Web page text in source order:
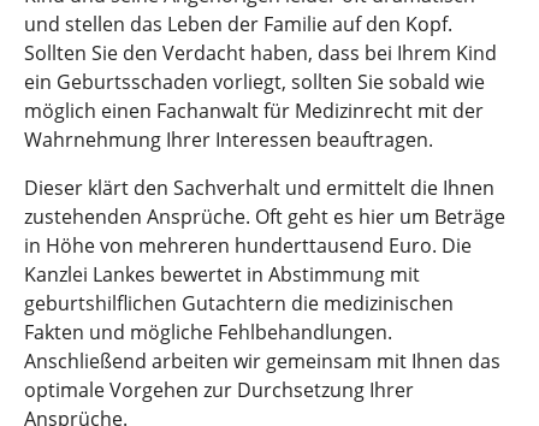
und stellen das Leben der Familie auf den Kopf.
Sollten Sie den Verdacht haben, dass bei Ihrem Kind
ein Geburtsschaden vorliegt, sollten Sie sobald wie
möglich einen Fachanwalt für Medizinrecht mit der
Wahrnehmung Ihrer Interessen beauftragen.
Dieser klärt den Sachverhalt und ermittelt die Ihnen
zustehenden Ansprüche. Oft geht es hier um Beträge
in Höhe von mehreren hunderttausend Euro. Die
Kanzlei Lankes bewertet in Abstimmung mit
geburtshilflichen Gutachtern die medizinischen
Fakten und mögliche Fehlbehandlungen.
Anschließend arbeiten wir gemeinsam mit Ihnen das
optimale Vorgehen zur Durchsetzung Ihrer
Ansprüche.